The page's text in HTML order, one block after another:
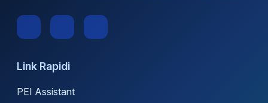
Link Rapidi
PEI Assistant